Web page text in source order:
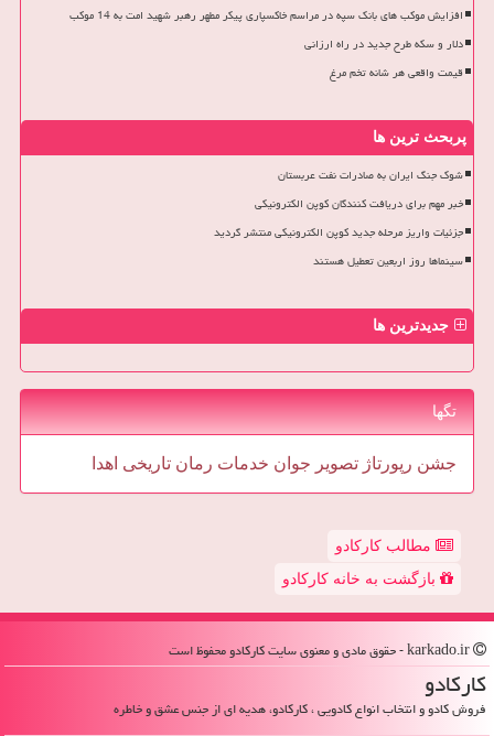
افزایش موکب های بانک سپه در مراسم خاکسپاری پیکر مطهر رهبر شهید امت به 14 موکب
دلار و سکه طرح جدید در راه ارزانی
قیمت واقعی هر شانه تخم مرغ
پربحث ترین ها
شوک جنگ ایران به صادرات نفت عربستان
خبر مهم برای دریافت کنندگان کوپن الکترونیکی
جزئیات واریز مرحله جدید کوپن الکترونیکی منتشر گردید
سینماها روز اربعین تعطیل هستند
جدیدترین ها
تگها
جشن رپورتاژ تصویر جوان خدمات رمان تاریخی اهدا
مطالب کارکادو
بازگشت به خانه کارکادو
كاركادو
فروش کادو و انتخاب انواع کادویی ، کارکادو، هدیه ای از جنس عشق و خاطره